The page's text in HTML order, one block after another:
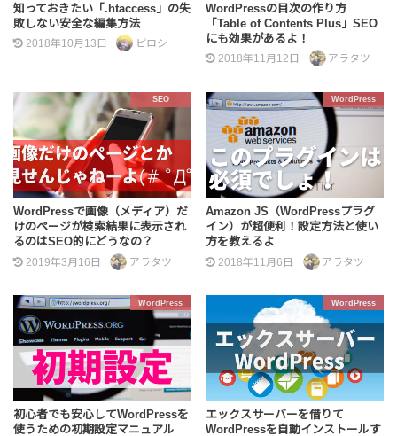
知っておきたい「.htaccess」の失
敗しない安全な編集方法
2018年10月13日 ピロシ
WordPressの目次の作り方
「Table of Contents Plus」SEO
にも効果があるよ！
2018年11月12日 アラタツ
SEO
WordPressで画像（メディア）だ
けのページが検索結果に表示され
るのはSEO的にどうなの？
2019年3月16日 アラタツ
WordPress
Amazon JS（WordPressプラグ
イン）が超便利！設定方法と使い
方を教えるよ
2018年11月6日 アラタツ
WordPress
初心者でも安心してWordPressを
使うための初期設定マニュアル
WordPress
エックスサーバーを借りて
WordPressを自動インストールす